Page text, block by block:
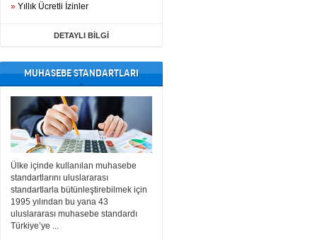
» Yıllık Ücretli İzinler
DETAYLI BİLGİ
MUHASEBE STANDARTLARI
Ülke içinde kullanılan muhasebe
standartlarını uluslararası
standartlarla bütünleştirebilmek için
1995 yılından bu yana 43
uluslararası muhasebe standardı
Türkiye’ye ...